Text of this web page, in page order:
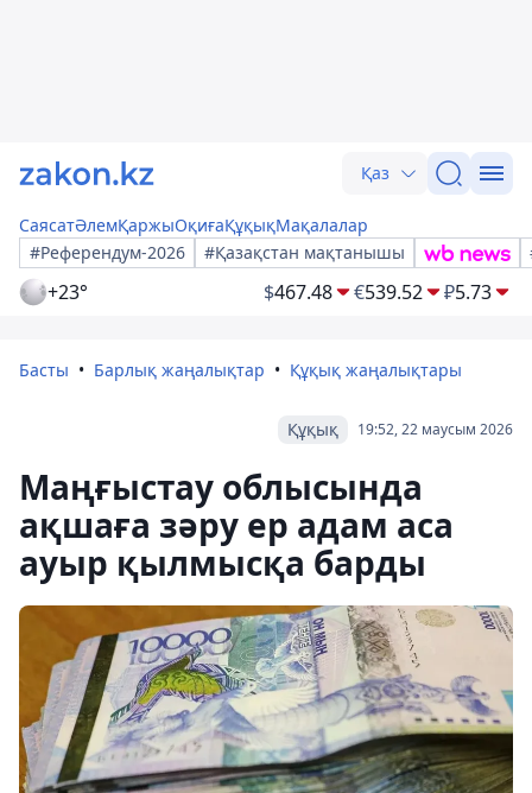
Қаз
СаясатӘлемҚаржыОқиғаҚұқықМақалалар
#Референдум-2026
#Қазақстан мақтанышы
+23° $467.48 €539.52 ₽5.73
Басты Барлық жаңалықтар Құқық жаңалықтары
19:52, 22 маусым 2026
Құқық
Маңғыстау облысында
ақшаға зәру ер адам аса
ауыр қылмысқа барды